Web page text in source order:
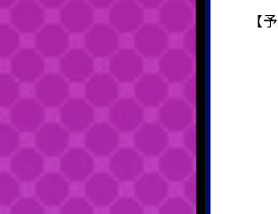
【